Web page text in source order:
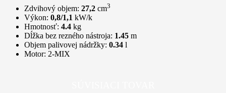
Zdvihový objem: 27,2 cm3
Výkon: 0,8/1,1 kW/k
Hmotnosť: 4.4 kg
Dĺžka bez rezného nástroja: 1.45 m
Objem palivovej nádržky: 0.34 l
Motor: 2-MIX